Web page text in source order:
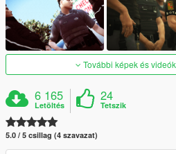
További képek és
6 165
Letöltés
24
Tetszik
5.0 / 5 csillag (4 szavazat)